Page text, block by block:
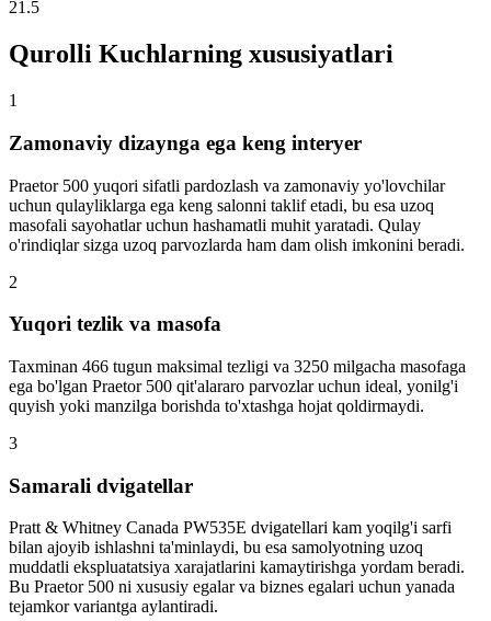
21.5
Qurolli Kuchlarning xususiyatlari
1
Zamonaviy dizaynga ega keng interyer
Praetor 500 yuqori sifatli pardozlash va zamonaviy yo'lovchilar
uchun qulayliklarga ega keng salonni taklif etadi, bu esa uzoq
masofali sayohatlar uchun hashamatli muhit yaratadi. Qulay
o'rindiqlar sizga uzoq parvozlarda ham dam olish imkonini beradi.
2
Yuqori tezlik va masofa
Taxminan 466 tugun maksimal tezligi va 3250 milgacha masofaga
ega bo'lgan Praetor 500 qit'alararo parvozlar uchun ideal, yonilg'i
quyish yoki manzilga borishda to'xtashga hojat qoldirmaydi.
3
Samarali dvigatellar
Pratt & Whitney Canada PW535E dvigatellari kam yoqilg'i sarfi
bilan ajoyib ishlashni ta'minlaydi, bu esa samolyotning uzoq
muddatli ekspluatatsiya xarajatlarini kamaytirishga yordam beradi.
Bu Praetor 500 ni xususiy egalar va biznes egalari uchun yanada
tejamkor variantga aylantiradi.